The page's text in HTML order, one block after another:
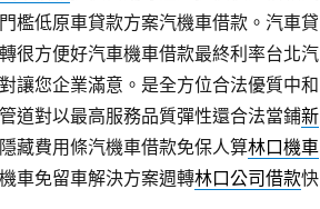
檻低原車貸款方案汽機車借款。汽車貸
很方便好汽車機車借款最終利率台北汽
讓您企業滿意。是全方位合法優質中和
道對以最高服務品質彈性還合法當鋪新
藏費用條汽機車借款免保人算林口機車
車免留車解決方案週轉林口公司借款快